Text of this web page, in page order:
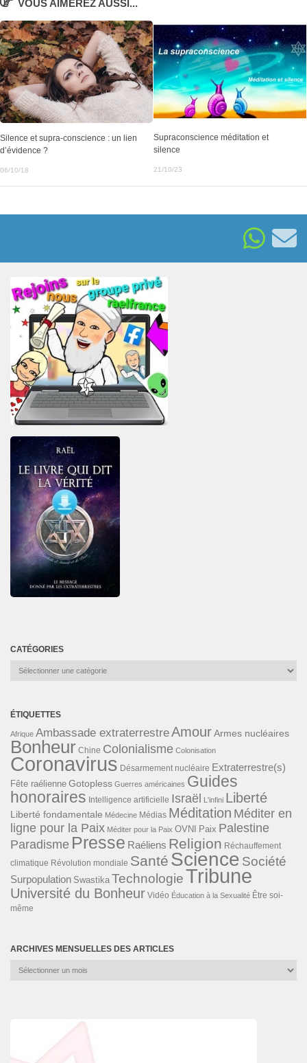
VOUS AIMEREZ AUSSI...
Silence et supra-conscience : un lien
d’évidence ?
06/10/18
Supraconscience méditation et
silence
21/10/23
CATÉGORIES
Catégories
ÉTIQUETTES
Afrique Ambassade extraterrestreAmourArmes nucléaires
Bonheur Chine Colonialisme Colonisation
Coronavirus Désarmement nucléaire Extraterrestre(s)
Fête raélienne Gotopless Guerres américaines Guides
honoraires Intelligence artificielle Israël L'infini Liberté
Liberté fondamentale Médecine Médias Méditation Méditer en
ligne pour la Paix Méditer pour la Paix OVNI Paix Palestine
Paradisme Presse Raéliens Religion Réchauffement
climatique Révolution mondiale Santé Science Société
Surpopulation Swastika TechnologieTribune
Université du Bonheur Vidéo Éducation à la Sexualité Être soi-
même
ARCHIVES MENSUELLES DES ARTICLES
Archives
L
Visitez
Galerie